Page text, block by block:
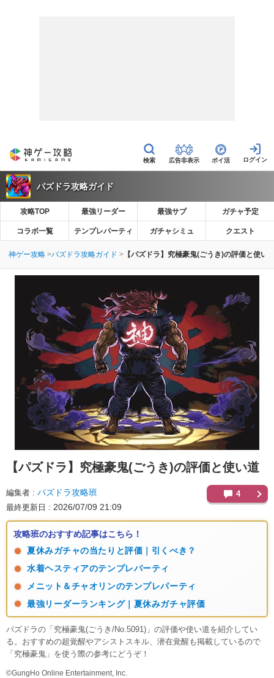
広告非表示 ポイ活
パズドラ攻略ガイド
攻略TOP 最強リーダー 最強サブ ガチャ予定
コラボ一覧 テンプレパーティ ガチャシミュ クエスト
神ゲー攻略 パズドラ攻略ガイド 【パズドラ】究極豪鬼(ごうき)の評価と使い
【パズドラ】 究極豪鬼(ごうき)の評価と使い道
編集者 パズドラ攻略班
最終更新日 2026/07/09 21:09
4
攻略班のおすすめ記事はこちら！
夏休みガチャの当たりと評価｜引くべき？
水着ヘスティアのテンプレパーティ
メニット＆チャオリンのテンプレパーティ
最強リーダーランキング｜夏休みガチャ評価
パズドラの「究極豪鬼(ごうき/No.5091)」の評価や使い道を紹介してい
る。おすすめの超覚醒やアシストスキル、潜在覚醒も掲載しているので
「究極豪鬼」を使う際の参考にどうぞ！
©GungHo Online Entertainment, Inc.